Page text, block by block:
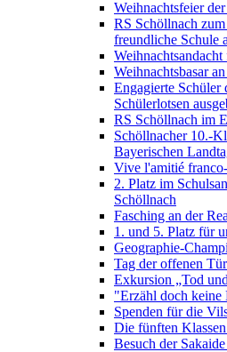
Weihnachtsfeier
RS Schöllnach
freundliche Schule
Weihnachtsbasar
Engagierte Schüler
Schülerlotsen
RS Schöllnach im
Schöllnacher 10.-
Bayerischen
Vive l'amitié
2. Platz im
Schöllnach
Fasching an der
1. und 5. Platz für
Geographie-
Tag der offenen
Exkursion „Tod
"Erzähl doch keine
Spenden für die
Die fünften
Besuch der